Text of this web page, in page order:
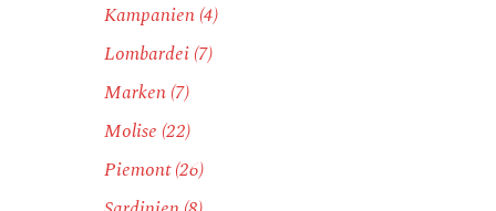
Kampanien(4)
Lombardei(7)
Marken(7)
Molise (22)
Piemont(26)